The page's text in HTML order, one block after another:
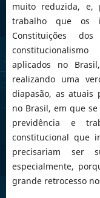
muito reduzida, e,
trabalho que os
Constituições
aplicados no
realizando uma
diapasão, as atuais
no Brasil, em que
previdência e
constitucional que
precisariam ser
especialmente,
grande retrocesso